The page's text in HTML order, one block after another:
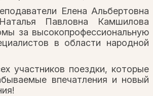
Елена Альбертовна
Павловна Камшилова
за высокопрофессиональную
в области народной
участников поездки, которые
впечатления и новый